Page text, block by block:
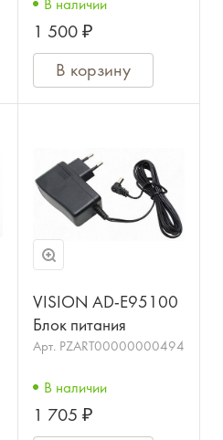
фортепиано
YAMAHA, CASIO,
ROLAND
1 500 ₽
В корзину
VISION AD-E95100
Блок питания
Арт. PZART00000000494
В наличии
1 705 ₽